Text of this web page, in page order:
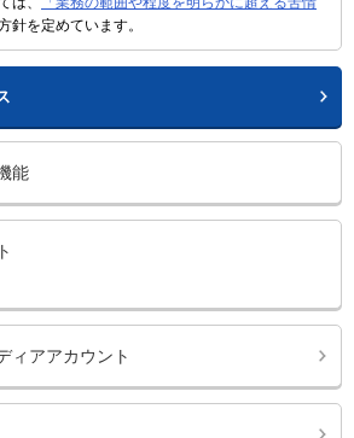
針を定めています。
能
ィアアカウント